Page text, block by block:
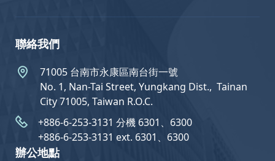
聯絡我們
71005 台南市永康區南台街一號
No. 1, Nan-Tai Street, Yungkang Dist.,  Tainan
City 71005, Taiwan R.O.C.
+886-6-253-3131 分機 6301、6300
+886-6-253-3131 ext. 6301、6300
辦公地點